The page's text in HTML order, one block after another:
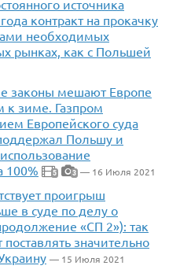
источника
контракт на прокачку
необходимых
рынках, как с Польшей
законы мешают Европе
к зиме. Газпром
Европейского суда
Польшу и
100%
5 3 — 16 Июля 2021
проигрыш
в суде по делу о
«СП 2»): так
значительно
— 15 Июля 2021